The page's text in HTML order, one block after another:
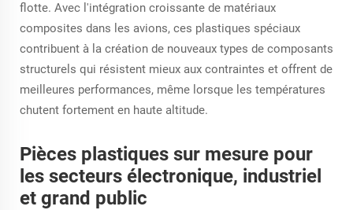
flotte. Avec l'intégration croissante de matériaux
composites dans les avions, ces plastiques spéciaux
contribuent à la création de nouveaux types de composants
structurels qui résistent mieux aux contraintes et offrent de
meilleures performances, même lorsque les températures
chutent fortement en haute altitude.
Pièces plastiques sur mesure pour
les secteurs électronique, industriel
et grand public